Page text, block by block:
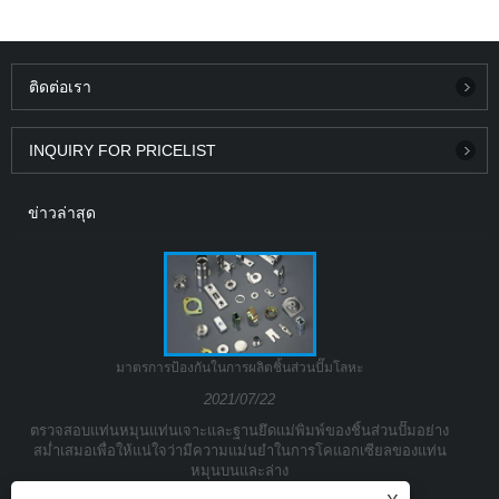
ติดต่อเรา
INQUIRY FOR PRICELIST
ข่าวล่าสุด
มาตรการป้องกันในการผลิตชิ้นส่วนปั๊มโลหะ
2021/07/22
ตรวจสอบแท่นหมุนแท่นเจาะและฐานยึดแม่พิมพ์ของชิ้นส่วนปั๊มอย่าง
สม่ำเสมอเพื่อให้แน่ใจว่ามีความแม่นยำในการโคแอกเซียลของแท่น
หมุนบนและล่าง